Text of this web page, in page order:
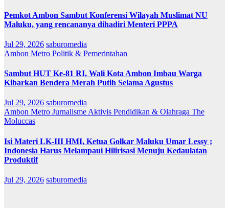
Pemkot Ambon Sambut Konferensi Wilayah Muslimat NU
Maluku, yang rencananya dihadiri Menteri PPPA
Jul 29, 2026 saburomedia
Ambon Metro Politik & Pemerintahan
Sambut HUT Ke-81 RI, Wali Kota Ambon Imbau Warga
Kibarkan Bendera Merah Putih Selama Agustus
Jul 29, 2026 saburomedia
Ambon Metro Jurnalisme Aktivis Pendidikan & Olahraga The
Moluccas
Isi Materi LK-III HMI, Ketua Golkar Maluku Umar Lessy ;
Indonesia Harus Melampaui Hilirisasi Menuju Kedaulatan
Produktif
Jul 29, 2026 saburomedia